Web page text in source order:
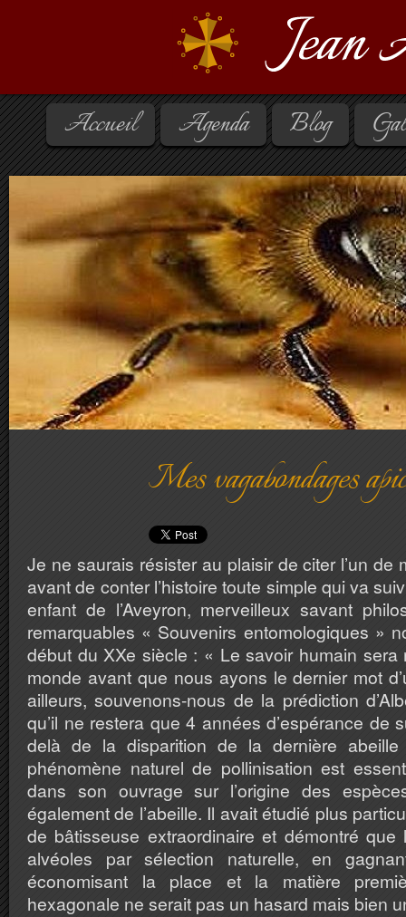
Accueil Agenda Blog
Mes vagabondages
Je ne saurais résister au plaisir de citer l’un de
avant de conter l’histoire toute simple qui va
enfant de l’Aveyron, merveilleux savant
remarquables « Souvenirs entomologiques »
début du XXe siècle : « Le savoir humain
monde avant que nous ayons le dernier mot
ailleurs, souvenons-nous de la prédiction
qu’il ne restera que 4 années d’espérance de
delà de la disparition de la dernière
phénomène naturel de pollinisation est
dans son ouvrage sur l’origine des
également de l’abeille. Il avait étudié plus
de bâtisseuse extraordinaire et démontré que
alvéoles par sélection naturelle, en
économisant la place et la matière
hexagonale ne serait pas un hasard mais bien